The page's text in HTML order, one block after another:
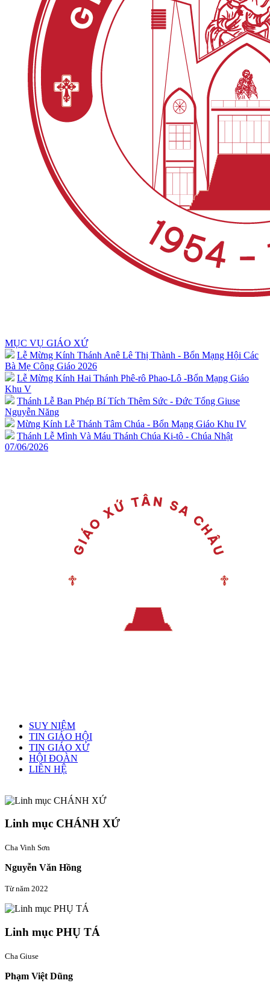
MỤC VỤ GIÁO XỨ
Lễ Mừng Kính Thánh Anê Lê Thị Thành - Bổn Mạng Hội Các
Bà Mẹ Công Giáo 2026
Lễ Mừng Kính Hai Thánh Phê-rô Phao-Lô -Bổn Mạng Giáo
Khu V
Thánh Lễ Ban Phép Bí Tích Thêm Sức - Đức Tổng Giuse
Nguyễn Năng
Mừng Kính Lễ Thánh Tâm Chúa - Bổn Mạng Giáo Khu IV
Thánh Lễ Mình Và Máu Thánh Chúa Ki-tô - Chúa Nhật
07/06/2026
SUY NIỆM
TIN GIÁO HỘI
TIN GIÁO XỨ
HỘI ĐOÀN
LIÊN HỆ
Linh mục CHÁNH XỨ
Cha Vinh Sơn
Nguyễn Văn Hồng
Từ năm 2022
Linh mục PHỤ TÁ
Cha Giuse
Phạm Việt Dũng